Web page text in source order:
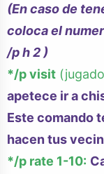
(En caso de
coloca el
/p h 2 )
*/p visit
apetece ir a
Este comando
hacen tus
*/p rate 1-10: